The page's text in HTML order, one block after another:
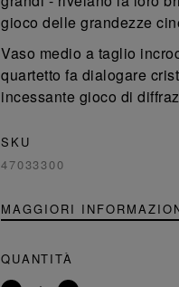
gioco delle grandezze
Vaso medio a taglio
quartetto fa dialogare
incessante gioco di
SKU
47033300
MAGGIORI
QUANTITÀ